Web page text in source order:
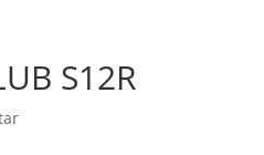
S12R